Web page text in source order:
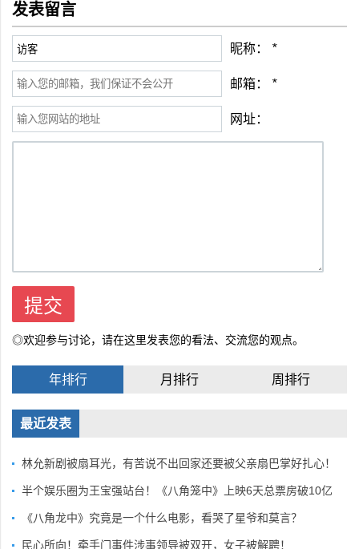
发表留言
昵称： *
邮箱： *
网址：
◎欢迎参与讨论，请在这里发表您的看法、交流您的观点。
年排行 月排行 周排行
最近发表
林允新剧被扇耳光，有苦说不出回家还要被父亲扇巴掌好扎心！
半个娱乐圈为王宝强站台！《八角笼中》上映6天总票房破10亿
《八角龙中》究竟是一个什么电影，看哭了星爷和莫言？
民心所向！牵手门事件涉事领导被双开，女子被解聘！